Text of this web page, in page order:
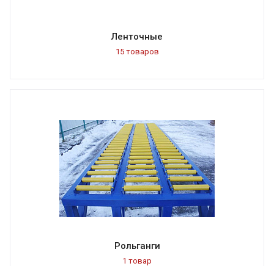
Ленточные
15 товаров
Рольганги
1 товар